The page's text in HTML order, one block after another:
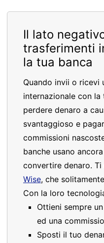
Il lato
trasferimenti
la tua banca
Quando invii o ricevi
internazionale con
perdere denaro a
svantaggioso e
commissioni
banche usano
convertire denaro.
Wise, che
Con la loro
Ottieni sempre
ed una
Sposti il tuo